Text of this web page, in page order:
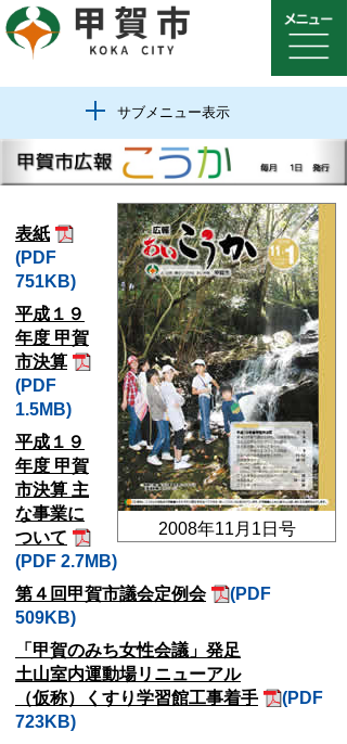
サブメニュー表示
2008年11月1日号
表紙
(PDF
751KB)
平成１９
年度 甲賀
市決算
(PDF
1.5MB)
平成１９
年度 甲賀
市決算 主
な事業に
ついて
(PDF 2.7MB)
第４回甲賀市議会定例会
(PDF
509KB)
「甲賀のみち女性会議」発足
土山室内運動場リニューアル
（仮称）くすり学習館工事着手
(PDF
723KB)